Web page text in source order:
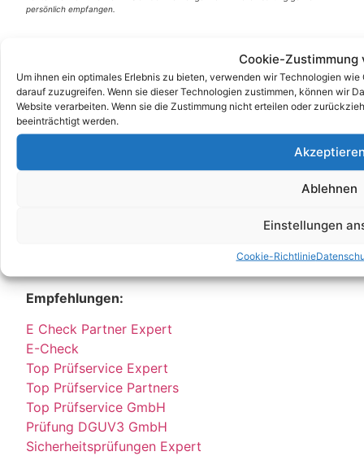
Cookie-Zustimmung
Um ihnen ein optimales Erlebnis zu bieten, verwenden wir Technologien
darauf zuzugreifen. Wenn sie dieser Technologien zustimmen, können wir
Website verarbeiten. Wenn sie die Zustimmung nicht erteilen oder
beeinträchtigt werden.
Ablehnen
Einstellungen
Cookie-Richtlinie
persönlich empfangen.
DGUV V3 Prüfung
DGUV
DGUV V3
Empfehlungen:
E Check Partner Expert
E-Check
Top Prüfservice Expert
Top Prüfservice Partners
Top Prüfservice GmbH
Prüfung DGUV3 GmbH
Sicherheitsprüfungen Expert